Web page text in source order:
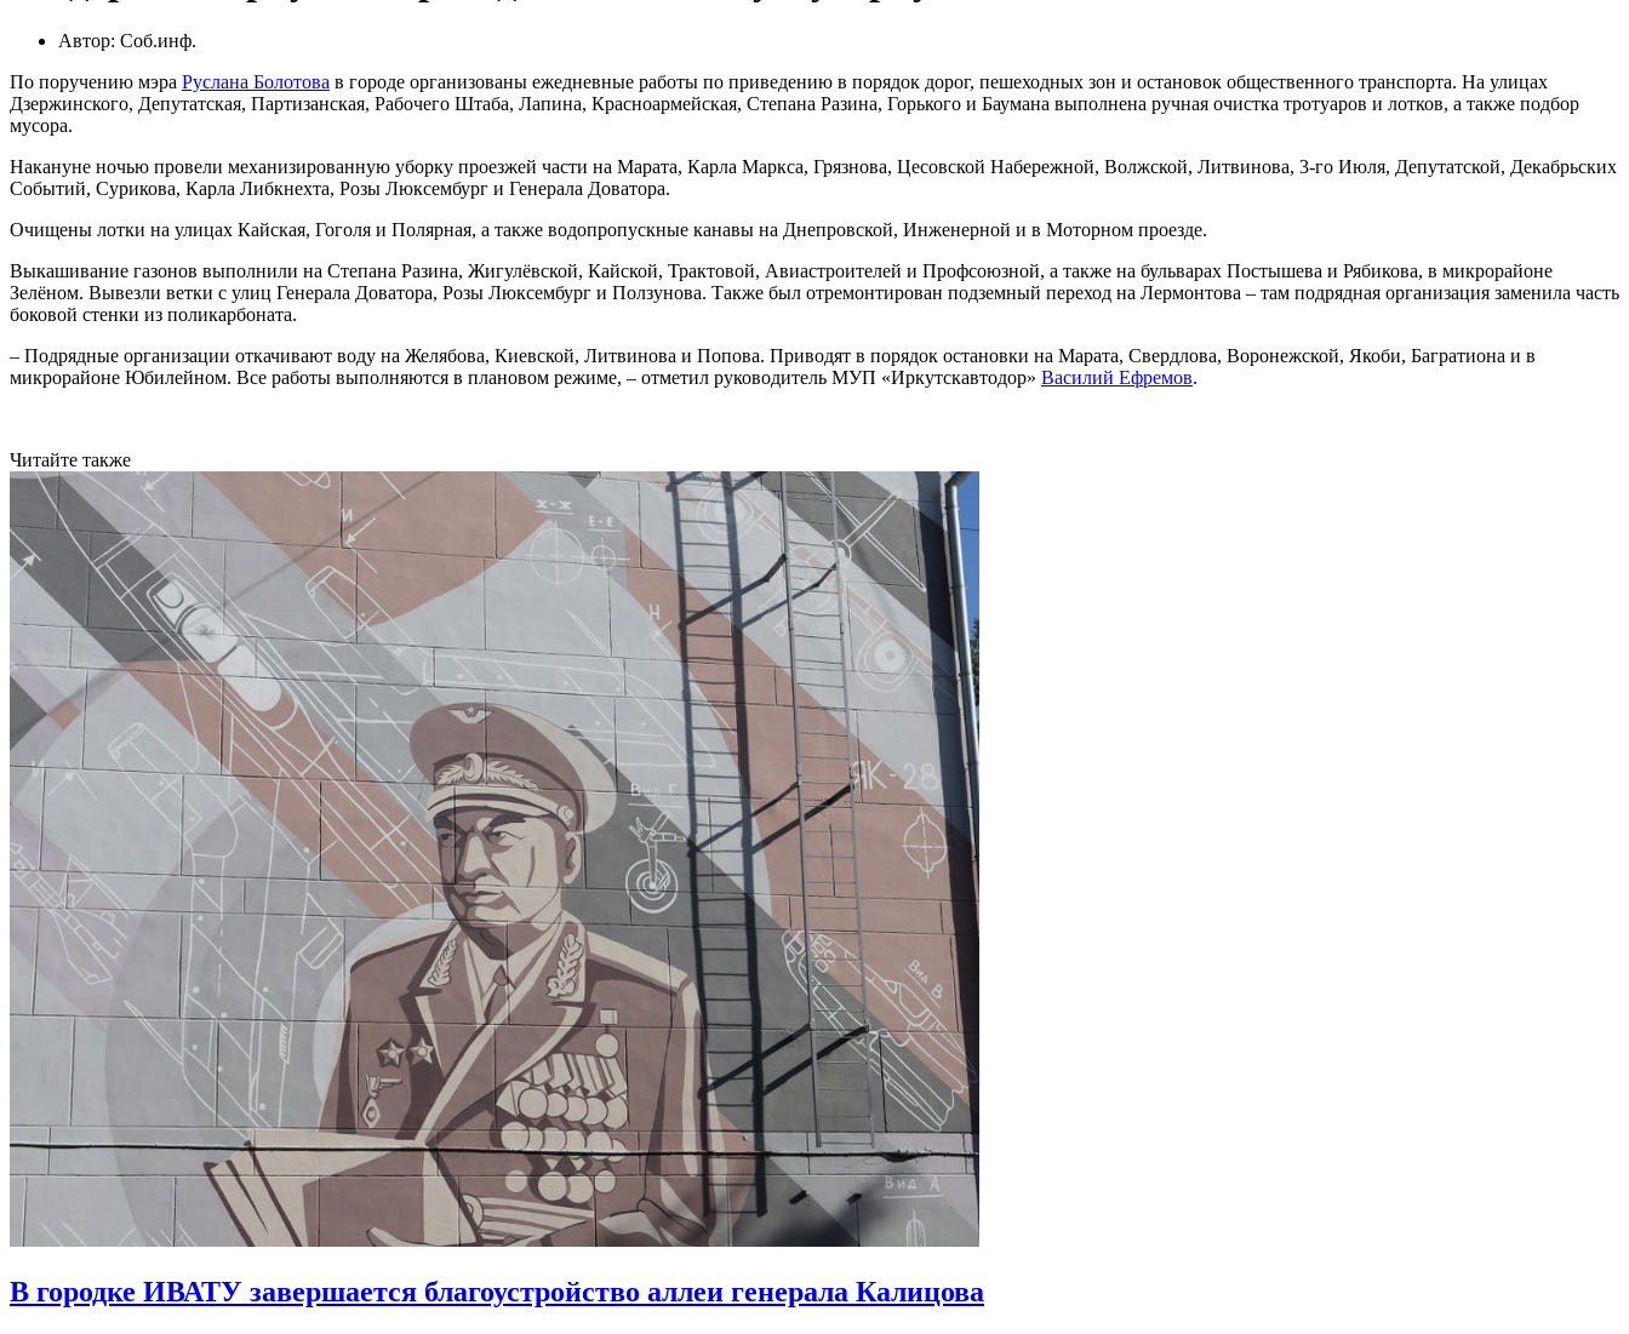
Автор: Соб.инф.
По поручению мэра Руслана Болотова в городе организованы ежедневные работы по приведению в порядок дорог, пешеходных зон и остановок общественного транспорта. На улицах
Дзержинского, Депутатская, Партизанская, Рабочего Штаба, Лапина, Красноармейская, Степана Разина, Горького и Баумана выполнена ручная очистка тротуаров и лотков, а также подбор
мусора.
Накануне ночью провели механизированную уборку проезжей части на Марата, Карла Маркса, Грязнова, Цесовской Набережной, Волжской, Литвинова, 3-го Июля, Депутатской, Декабрьских
Событий, Сурикова, Карла Либкнехта, Розы Люксембург и Генерала Доватора.
Очищены лотки на улицах Кайская, Гоголя и Полярная, а также водопропускные канавы на Днепровской, Инженерной и в Моторном проезде.
Выкашивание газонов выполнили на Степана Разина, Жигулёвской, Кайской, Трактовой, Авиастроителей и Профсоюзной, а также на бульварах Постышева и Рябикова, в микрорайоне
Зелёном. Вывезли ветки с улиц Генерала Доватора, Розы Люксембург и Ползунова. Также был отремонтирован подземный переход на Лермонтова – там подрядная организация заменила часть
боковой стенки из поликарбоната.
– Подрядные организации откачивают воду на Желябова, Киевской, Литвинова и Попова. Приводят в порядок остановки на Марата, Свердлова, Воронежской, Якоби, Багратиона и в
микрорайоне Юбилейном. Все работы выполняются в плановом режиме, – отметил руководитель МУП «Иркутскавтодор» Василий Ефремов.
Читайте также
В городке ИВАТУ завершается благоустройство аллеи генерала Калицова